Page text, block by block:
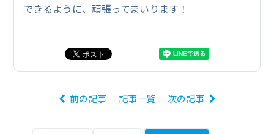
できるように、頑張ってまいります！
前の記事 記事一覧 次の記事